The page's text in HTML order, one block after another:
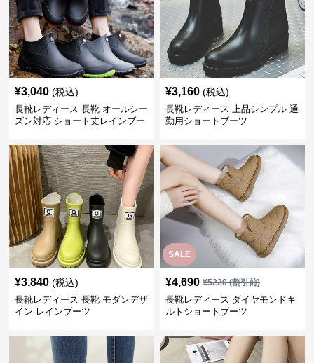
¥3,040 (税込)
長靴レディース 長靴 オールシー
ズン対応 ショート丈レインブー
¥3,160 (税込)
長靴レディース 上品シンプル 通
勤用ショートブーツ
¥3,840 (税込)
長靴レディース 長靴 モダンデザ
イン レインブーツ
SALE
¥4,690 ¥5220(割引前)
長靴レディース ダイヤモンドキ
ルトショートブーツ